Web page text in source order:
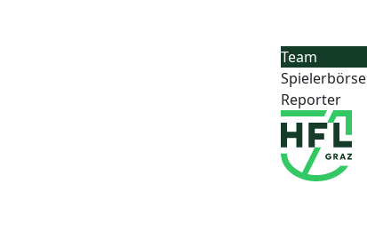
Team
Spielerbörse
Reporter